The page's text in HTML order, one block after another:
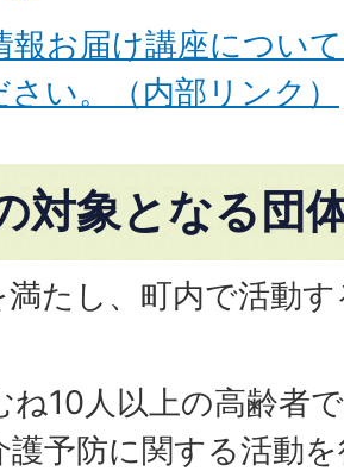
報お届け講座につい
い。（内部リンク）
対象となる団
たし、町内で活動
ね10人以上の高齢者
護予防に関する活動